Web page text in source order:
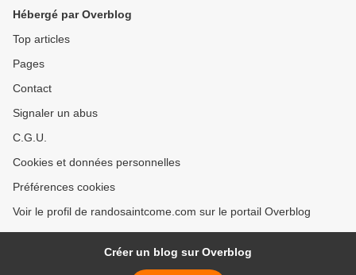
Hébergé par Overblog
Top articles
Pages
Contact
Signaler un abus
C.G.U.
Cookies et données personnelles
Préférences cookies
Voir le profil de randosaintcome.com sur le portail Overblog
Créer un blog sur Overblog